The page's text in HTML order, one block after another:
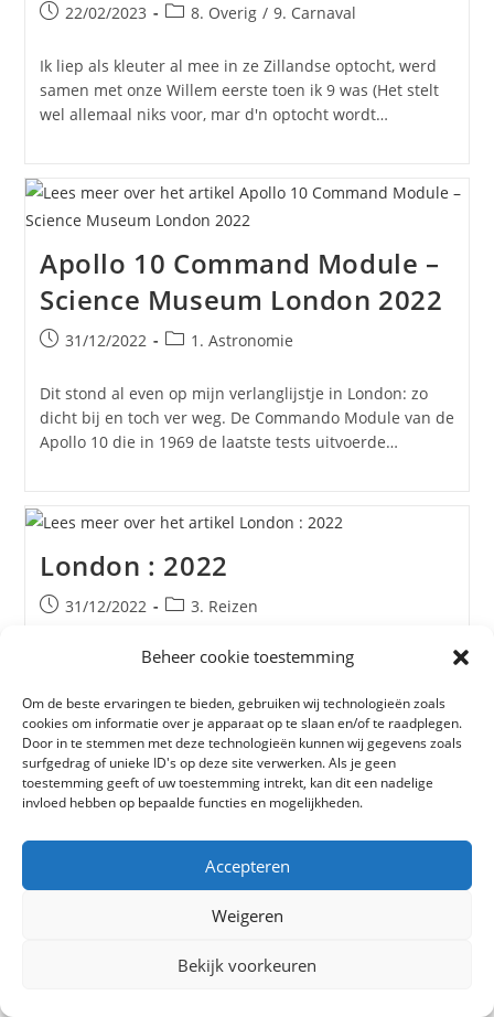
Beheer cookie toestemming
Om de beste ervaringen te bieden, gebruiken wij technologieën zoals
cookies om informatie over je apparaat op te slaan en/of te raadplegen.
Door in te stemmen met deze technologieën kunnen wij gegevens zoals
surfgedrag of unieke ID's op deze site verwerken. Als je geen
toestemming geeft of uw toestemming intrekt, kan dit een nadelige
invloed hebben op bepaalde functies en mogelijkheden.
Accepteren
Weigeren
Bekijk voorkeuren
Bericht
op:
22/02/2023 Berichtcategorie:
8. Overig / 9. Carnaval
Ik liep als kleuter al mee in ze Zillandse optocht, werd
samen met onze Willem eerste toen ik 9 was (Het stelt
wel allemaal niks voor, mar d'n optocht wordt…
Apollo 10 Command Module –
Science Museum London 2022
Bericht
op:
31/12/2022 Berichtcategorie:
1. Astronomie
Dit stond al even op mijn verlanglijstje in London: zo
dicht bij en toch ver weg. De Commando Module van de
Apollo 10 die in 1969 de laatste tests uitvoerde…
London : 2022
Bericht31/12/2022 Berichtcategorie:
3. Reizen
Het is zeker 20 jaar geleden dat we een weekendje in
werd het weer een toeristische ontdekkingsreis voor
ons…
Spreker op Antique Telescope
Society 2022 Convention:
Beautiful Mistakes